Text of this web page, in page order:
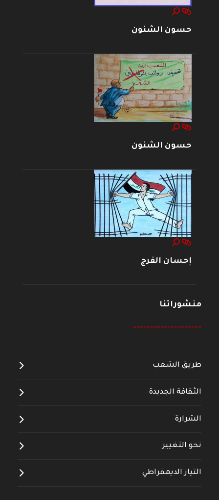
حسون الشنون
حسون الشنون
إحسان الفرج
منشوراتنا
--------------------
طريق الشعب
الثقافة الجديدة
الشرارة
نحو التغيير
التيار الديمقراطي